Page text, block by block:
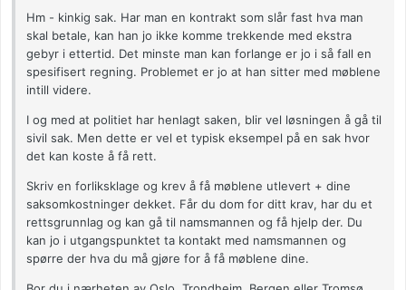
Hm - kinkig sak. Har man en kontrakt som slår fast hva man
skal betale, kan han jo ikke komme trekkende med ekstra
gebyr i ettertid. Det minste man kan forlange er jo i så fall en
spesifisert regning. Problemet er jo at han sitter med møblene
intill videre.
I og med at politiet har henlagt saken, blir vel løsningen å gå til
sivil sak. Men dette er vel et typisk eksempel på en sak hvor
det kan koste å få rett.
Skriv en forliksklage og krev å få møblene utlevert + dine
saksomkostninger dekket. Får du dom for ditt krav, har du et
rettsgrunnlag og kan gå til namsmannen og få hjelp der. Du
kan jo i utgangspunktet ta kontakt med namsmannen og
spørre der hva du må gjøre for å få møblene dine.